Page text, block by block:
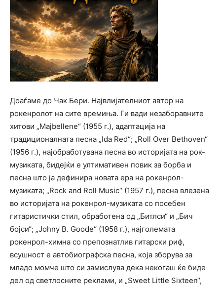
Доаѓаме до Чак Бери. Највлијателниот автор на
рокенролот на сите времиња. Ги вади незаборавните
хитови „Majbellene“ (1955 г.), адаптација на
традиционалната песна „Ida Red“; „Roll Over Bethoven“
(1956 г.), најобработувана песна во историјата на рок-
музиката, бидејќи е ултимативен повик за борба и
песна што ја дефинира новата ера на рокенрол-
музиката; „Rock and Roll Music“ (1957 г.), песна влезена
во историјата на рокенрол-музиката со посебен
гитаристички стил, обработена од „Битлси“ и „Бич
бојси“; „Johny B. Goode“ (1958 г.), најголемата
рокенрол-химна со препознатлив гитарски риф,
всушност е автобиографска песна, која зборува за
младо момче што си замислува дека некогаш ќе биде
дел од светлосните реклами, и „Sweet Little Sixteen“,